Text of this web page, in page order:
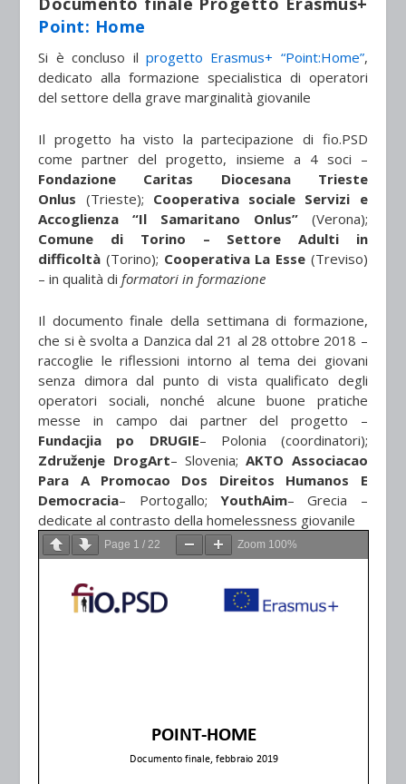
Point: Home
Si è concluso il progetto Erasmus+ “Point:Home”,
dedicato alla formazione specialistica di operatori
del settore della grave marginalità giovanile
Il progetto ha visto la partecipazione di fio.PSD
come partner del progetto, insieme a 4 soci –
Fondazione Caritas Diocesana Trieste
Onlus (Trieste); Cooperativa sociale Servizi e
Accoglienza “Il Samaritano Onlus” (Verona);
Comune di Torino – Settore Adulti in
difficoltà(Torino); Cooperativa La Esse (Treviso)
– in qualità diformatori in formazione
Il documento finale della settimana di formazione,
che si è svolta a Danzica dal 21 al 28 ottobre 2018 –
raccoglie le riflessioni intorno al tema dei giovani
senza dimora dal punto di vista qualificato degli
operatori sociali, nonché alcune buone pratiche
messe in campo dai partner del progetto –
Fundacjia po DRUGIE– Polonia (coordinatori);
Združenje DrogArt– Slovenia;AKTO Associacao
Para A Promocao Dos Direitos Humanos E
Democracia– Portogallo; YouthAim– Grecia –
dedicate al contrasto della homelessness giovanile
Page 1 /22 Zoom 100%